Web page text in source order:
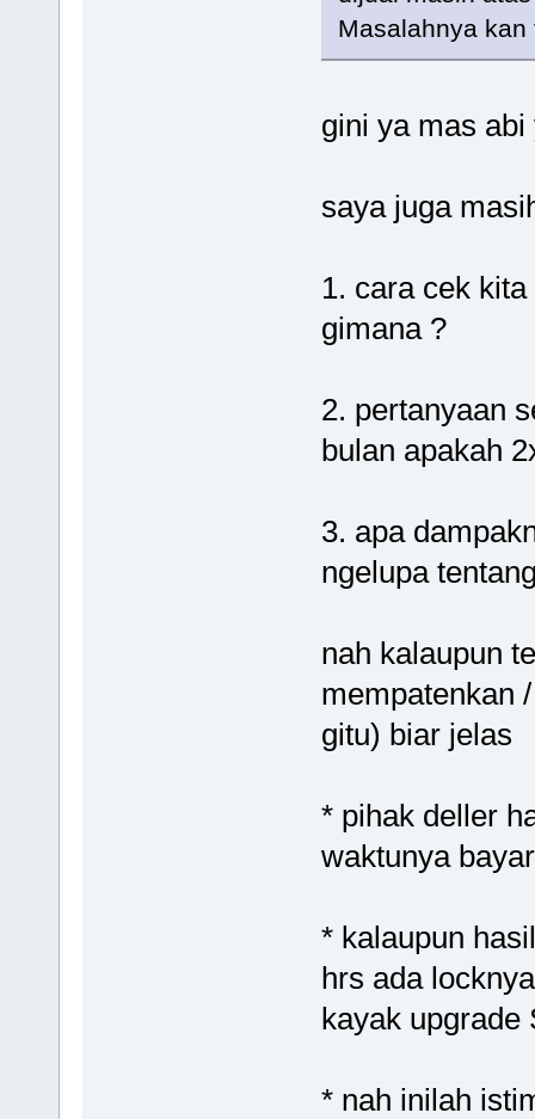
Masalahnya
gini ya mas
saya juga
1. cara cek
gimana ?
2. pertanyaan
bulan apakah
3. apa
ngelupa
nah kalaupun
mempatenkan
gitu) biar jelas
* pihak deller
waktunya
* kalaupun
hrs ada
kayak upgrade
* nah inilah